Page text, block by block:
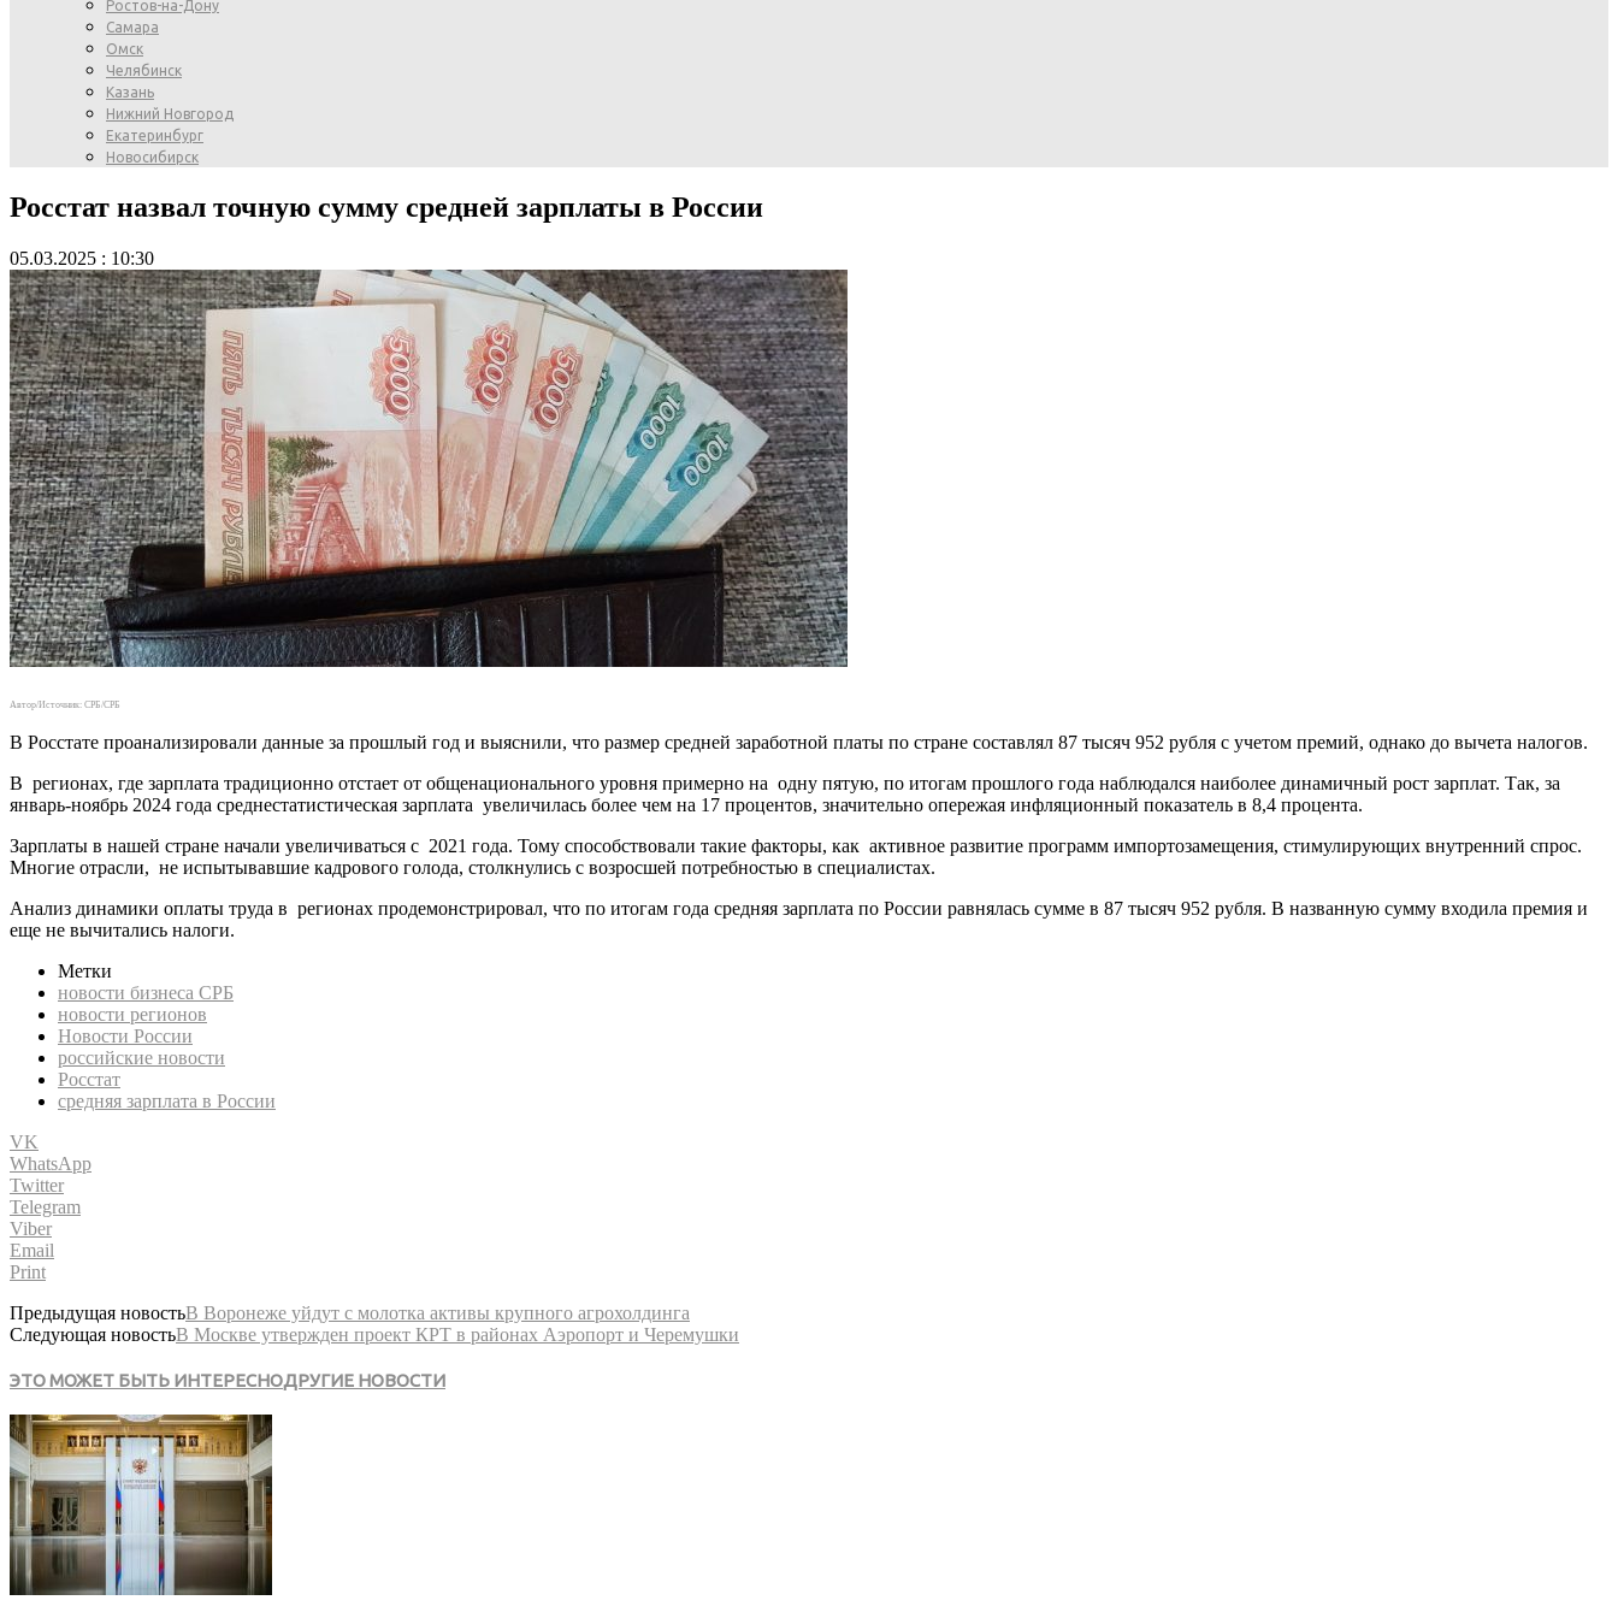
Ростов-на-Дону
Самара
Омск
Челябинск
Казань
Нижний Новгород
Екатеринбург
Новосибирск
Росстат назвал точную сумму средней зарплаты в России
05.03.2025 : 10:30
Автор/Источник: СРБ/СРБ
В Росстате проанализировали данные за прошлый год и выяснили, что размер средней заработной платы по стране составлял 87 тысяч 952 рубля с учетом премий, однако до вычета налогов.
В регионах, где зарплата традиционно отстает от общенационального уровня примерно на одну пятую, по итогам прошлого года наблюдался наиболее динамичный рост зарплат. Так, за
январь-ноябрь 2024 года среднестатистическая зарплата увеличилась более чем на 17 процентов, значительно опережая инфляционный показатель в 8,4 процента.
Зарплаты в нашей стране начали увеличиваться с 2021 года. Тому способствовали такие факторы, как активное развитие программ импортозамещения, стимулирующих внутренний спрос.
Многие отрасли, не испытывавшие кадрового голода, столкнулись с возросшей потребностью в специалистах.
Анализ динамики оплаты труда в регионах продемонстрировал, что по итогам года средняя зарплата по России равнялась сумме в 87 тысяч 952 рубля. В названную сумму входила премия и
еще не вычитались налоги.
Метки
новости бизнеса СРБ
новости регионов
Новости России
российские новости
Росстат
средняя зарплата в России
VK
WhatsApp
Twitter
Telegram
Viber
Email
Print
Предыдущая новостьВ Воронеже уйдут с молотка активы крупного агрохолдинга
Следующая новостьВ Москве утвержден проект КРТ в районах Аэропорт и Черемушки
ЭТО МОЖЕТ БЫТЬ ИНТЕРЕСНОДРУГИЕ НОВОСТИ